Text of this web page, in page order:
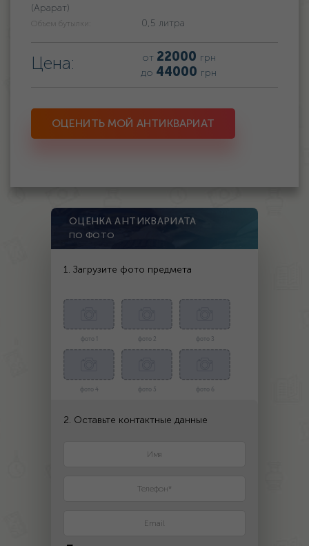
(Арарат)
Объем бутылки: 0,5 литра
Цена: от 22000 грн
до 44000 грн
ОЦЕНИТЬ МОЙ АНТИКВАРИАТ
ОЦЕНКА АНТИКВАРИАТА
ПО ФОТО
1. Загрузите фото предмета
фото 1 фото 2 фото 3
фото 4 фото 5 фото 6
2. Оставьте контактные данные